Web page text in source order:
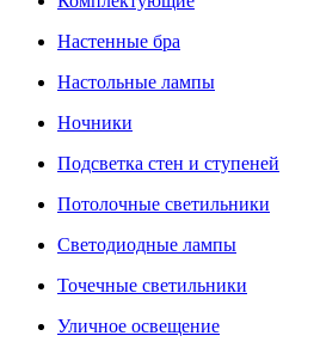
Настенные бра
Настольные лампы
Ночники
Подсветка стен и ступеней
Потолочные светильники
Светодиодные лампы
Точечные светильники
Уличное освещение